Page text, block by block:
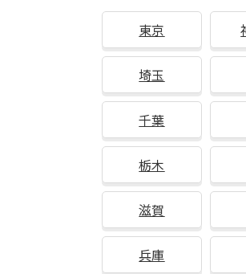
東京
埼玉
千葉
栃木
滋賀
兵庫